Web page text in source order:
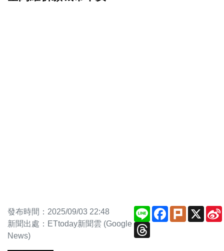
發布時間：2025/09/03 22:48
新聞出處：ETtoday新聞雲 (Google
News)
Line Facebook
Plurk X